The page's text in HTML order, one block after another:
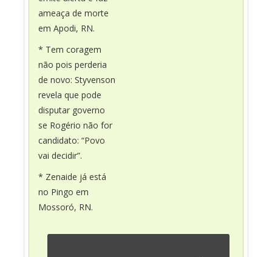
ameaça de morte
em Apodi, RN.
* Tem coragem
não pois perderia
de novo: Styvenson
revela que pode
disputar governo
se Rogério não for
candidato: “Povo
vai decidir”.
* Zenaide já está
no Pingo em
Mossoró, RN.